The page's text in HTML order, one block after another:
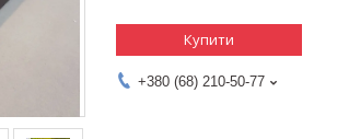
Купити
+380 (68) 210-50-77